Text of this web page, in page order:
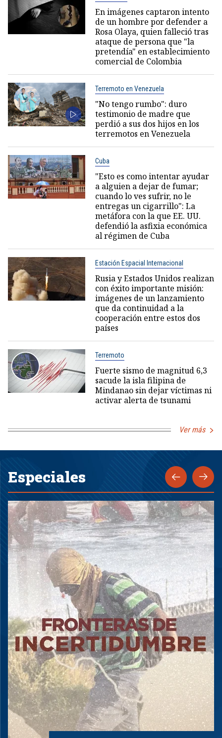
En imágenes captaron intento
de un hombre por defender a
Rosa Olaya, quien falleció tras
ataque de persona que "la
pretendía" en establecimiento
comercial de Colombia
Terremoto en Venezuela
"No tengo rumbo": duro
testimonio de madre que
perdió a sus dos hijos en los
terremotos en Venezuela
Cuba
"Esto es como intentar ayudar
a alguien a dejar de fumar;
cuando lo ves sufrir, no le
entregas un cigarrillo": La
metáfora con la que EE. UU.
defendió la asfixia económica
al régimen de Cuba
Estación Espacial Internacional
Rusia y Estados Unidos realizan
con éxito importante misión:
imágenes de un lanzamiento
que da continuidad a la
cooperación entre estos dos
países
Terremoto
Fuerte sismo de magnitud 6,3
sacude la isla filipina de
Mindanao sin dejar víctimas ni
activar alerta de tsunami
Ver más
Especiales